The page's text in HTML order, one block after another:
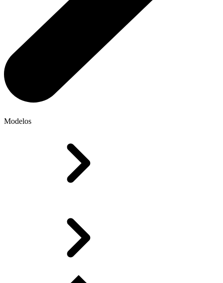
Modelos